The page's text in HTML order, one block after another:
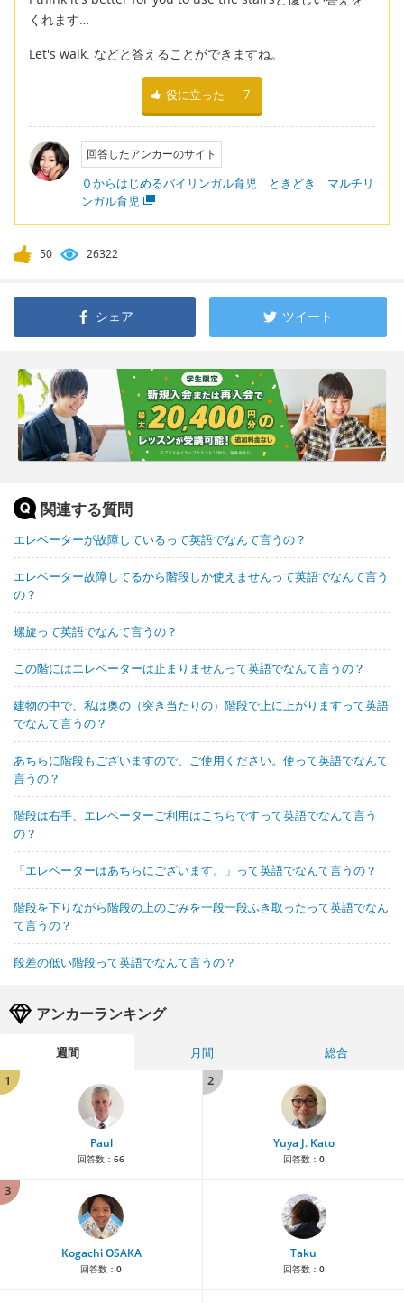
くれます…
Let's walk. などと答えることができますね。
役に立った 7
回答したアンカーのサイト
０からはじめるバイリンガル育児 ときどき マルチリ
ンガル育児
50 26322
シェア ツイート
関連する質問
エレベーターが故障しているって英語でなんて言うの？
エレベーター故障してるから階段しか使えませんって英語でなんて言う
の？
螺旋って英語でなんて言うの？
この階にはエレベーターは止まりませんって英語でなんて言うの？
建物の中で、私は奥の（突き当たりの）階段で上に上がりますって英語
でなんて言うの？
あちらに階段もございますので、ご使用ください。使って英語でなんて
言うの？
階段は右手、エレベーターご利用はこちらですって英語でなんて言う
の？
「エレベーターはあちらにございます。」って英語でなんて言うの？
階段を下りながら階段の上のごみを一段一段ふき取ったって英語でなん
て言うの？
段差の低い階段って英語でなんて言うの？
アンカーランキング
週間 月間
総合
1
Paul
回答数： 66
2
Yuya J. Kato
回答数： 0
3
Kogachi OSAKA
回答数： 0
Taku
回答数： 0